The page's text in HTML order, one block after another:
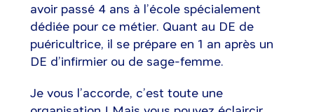
avoir passé 4 ans à l’école spécialement
dédiée pour ce métier. Quant au DE de
puéricultrice, il se prépare en 1 an après un
DE d’infirmier ou de sage-femme.
Je vous l’accorde, c’est toute une